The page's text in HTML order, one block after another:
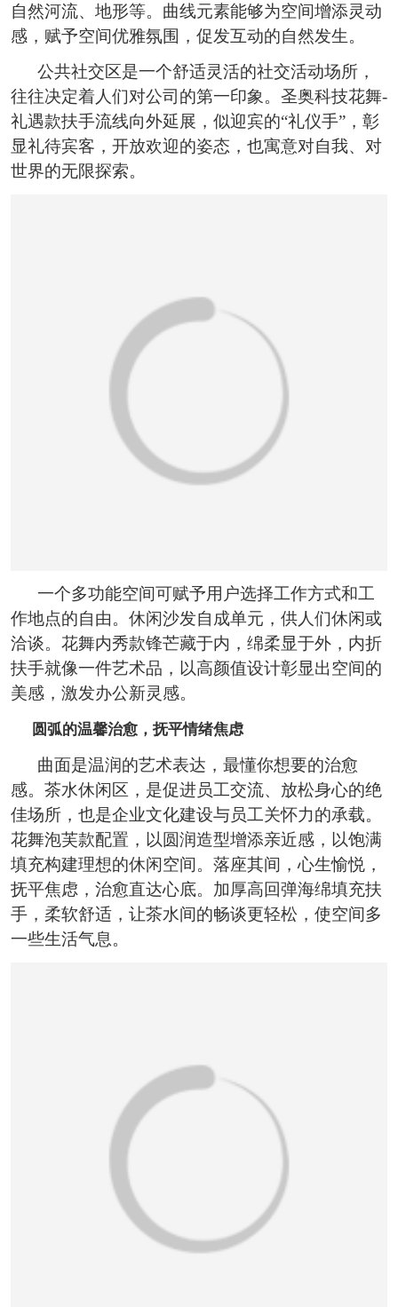
自然河流、地形等。曲线元素能够为空间增添灵动
感，赋予空间优雅氛围，促发互动的自然发生。
公共社交区是一个舒适灵活的社交活动场所，
往往决定着人们对公司的第一印象。圣奥科技花舞-
礼遇款扶手流线向外延展，似迎宾的“礼仪手”，彰
显礼待宾客，开放欢迎的姿态，也寓意对自我、对
世界的无限探索。
一个多功能空间可赋予用户选择工作方式和工
作地点的自由。休闲沙发自成单元，供人们休闲或
洽谈。花舞内秀款锋芒藏于内，绵柔显于外，内折
扶手就像一件艺术品，以高颜值设计彰显出空间的
美感，激发办公新灵感。
圆弧的温馨治愈，抚平情绪焦虑
曲面是温润的艺术表达，最懂你想要的治愈
感。茶水休闲区，是促进员工交流、放松身心的绝
佳场所，也是企业文化建设与员工关怀力的承载。
花舞泡芙款配置，以圆润造型增添亲近感，以饱满
填充构建理想的休闲空间。落座其间，心生愉悦，
抚平焦虑，治愈直达心底。加厚高回弹海绵填充扶
手，柔软舒适，让茶水间的畅谈更轻松，使空间多
一些生活气息。